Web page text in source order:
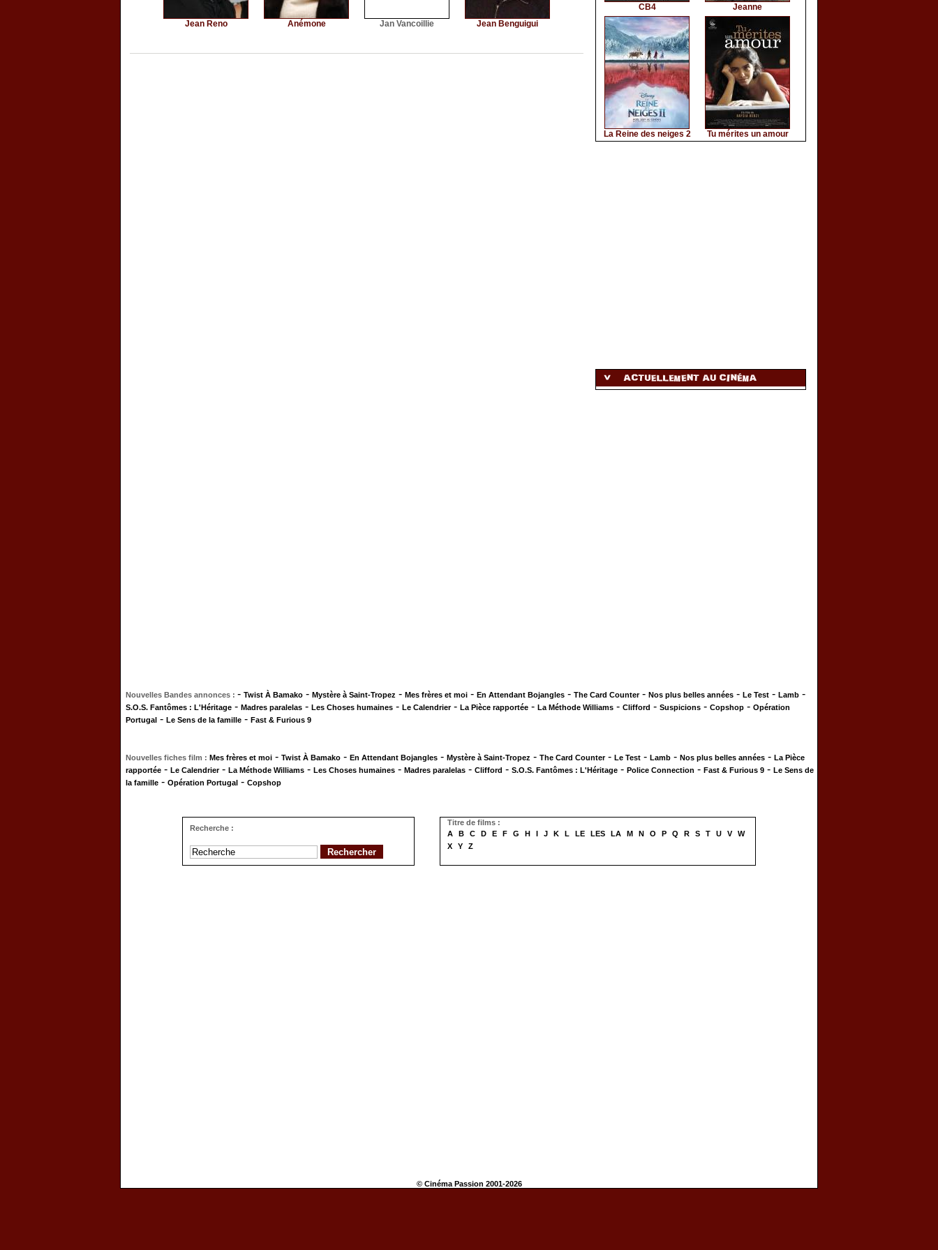
Jean Reno Anémone Jan Vancoillie Jean Benguigui
CB4 Jeanne
La Reine des neiges 2 Tu mérites un amour
Nouvelles Bandes annonces : - Twist À Bamako - Mystère à Saint-Tropez - Mes frères et moi - En Attendant Bojangles - The Card Counter- Nos plus belles années - Le Test - Lamb -
S.O.S. Fantômes : L'Héritage - Madres paralelas - Les Choses humaines - Le Calendrier- La Pièce rapportée - La Méthode Williams - Clifford - Suspicions - Copshop - Opération
Portugal - Le Sens de la famille - Fast & Furious 9
Nouvelles fiches film : Mes frères et moi - Twist À Bamako - En Attendant Bojangles - Mystère à Saint-Tropez - The Card Counter- Le Test - Lamb - Nos plus belles années - La Pièce
rapportée - Le Calendrier- La Méthode Williams - Les Choses humaines - Madres paralelas - Clifford - S.O.S. Fantômes : L'Héritage - Police Connection - Fast & Furious 9 - Le Sens de
la famille - Opération Portugal - Copshop
Recherche :
Titre de films :
A
B C D E F G H I J K L LE LES LA M N O P Q R S T U V
W
X
Y Z
© Cinéma Passion 2001-2026